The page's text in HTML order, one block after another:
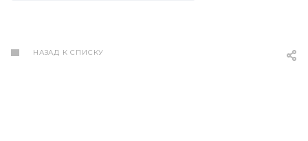
НАЗАД К СПИСКУ